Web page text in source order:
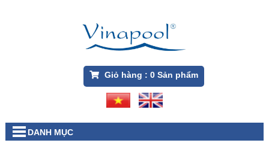
Giỏ hàng : 0Sản phẩm
DANH MỤC